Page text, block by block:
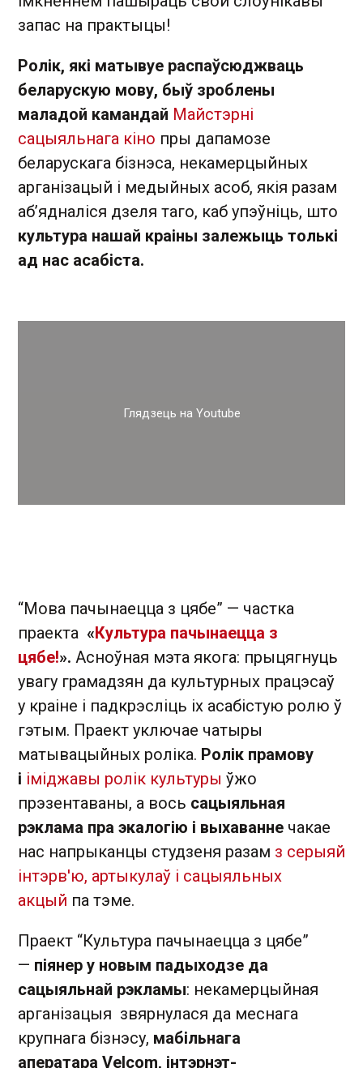
запас на практыцы!
Ролік, які матывуе распаўсюджваць
беларускую мову, быў зроблены
маладой камандай Майстэрні
сацыяльнага кіно пры дапамозе
беларускага бізнэса, некамерцыйных
арганізацый і медыйных асоб, якія разам
аб’ядналіся дзеля таго, каб упэўніць, што
культура нашай краіны залежыць толькі
ад нас асабіста.
Глядзець на Youtube
“Мова пачынаецца з цябе” — частка
праекта «Культура пачынаецца з
цябе!». Асноўная мэта якога: прыцягнуць
увагу грамадзян да культурных працэсаў
у краіне і падкрэсліць іх асабістую ролю ў
гэтым. Праект уключае чатыры
матывацыйных роліка. Ролік прамову
і іміджавы ролік культуры ўжо
прэзентаваны, а вось сацыяльная
рэклама пра экалогію і выхаванне чакае
нас напрыканцы студзеня разам з серыяй
інтэрв'ю, артыкулаў і сацыяльных
акцый па тэме.
Праект “Культура пачынаецца з цябе”
— піянер у новым падыходзе да
сацыяльнай рэкламы: некамерцыйная
арганізацыя звярнулася да меснага
крупнага бізнэсу, мабільнага
аператара Velcom, інтэрнэт-